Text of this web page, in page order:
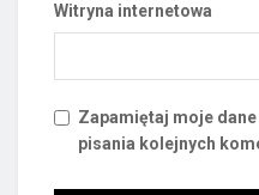
Witryna internetowa
Zapamiętaj moje
pisania kolejnych